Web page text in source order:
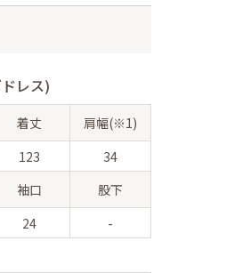
レス)
着丈
肩幅(※1)
123
34
袖口
股下
24
-